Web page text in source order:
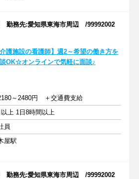
勤務先:愛知県東海市周辺 /99992002
介護施設の看護師】週2～希望の働き方を
OK☆オンラインで気軽に面談♪
～2480円 ＋交通費支給
上 1日8時間以上
員
屋駅
勤務先:愛知県東海市周辺 /99992002